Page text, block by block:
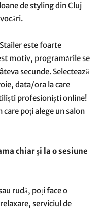
de styling din Cluj
este foarte
motiv, programările se
secunde. Selectează
data/ora la care
profesioniști online!
poți alege un salon
chiar și la o sesiune
rudă, poți face o
serviciul de